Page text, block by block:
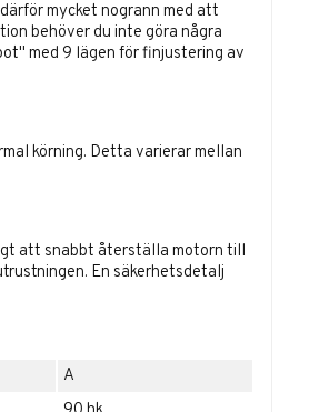
mycket nogrann med att
behöver du inte göra några
med 9 lägen för finjustering av
körning. Detta varierar mellan
att snabbt återställa motorn till
En säkerhetsdetalj
A